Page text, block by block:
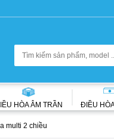
HÒA ÂM TRẦN ĐIỀU
multi 2 chiều